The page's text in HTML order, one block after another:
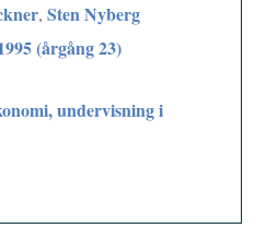
,Sten Nyberg
(årgång 23)
undervisning i